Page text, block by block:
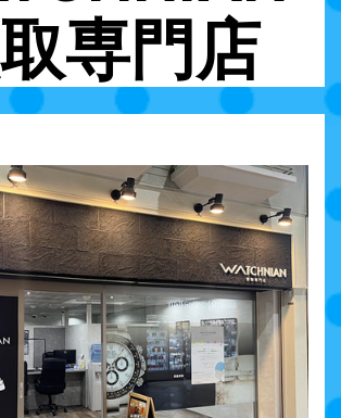
専門店